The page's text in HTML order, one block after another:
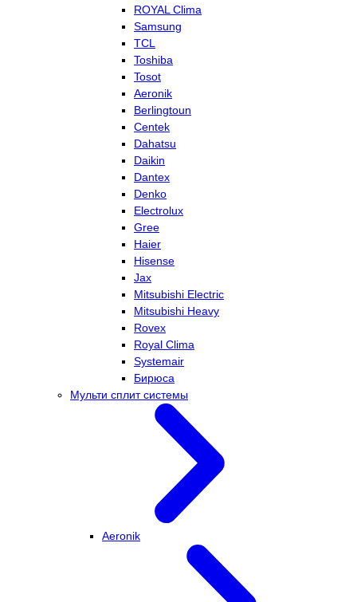
ROYAL Clima
Samsung
TCL
Toshiba
Tosot
Aeronik
Berlingtoun
Centek
Dahatsu
Daikin
Dantex
Denko
Electrolux
Gree
Haier
Hisense
Jax
Mitsubishi Electric
Mitsubishi Heavy
Rovex
Royal Clima
Systemair
Бирюса
Мульти сплит системы
Aeronik